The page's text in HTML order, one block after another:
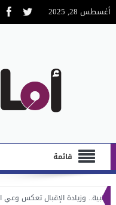
أغسطس 28, 2025
قائمة
وزيادة الإقبال تعكس وعي الناخبين